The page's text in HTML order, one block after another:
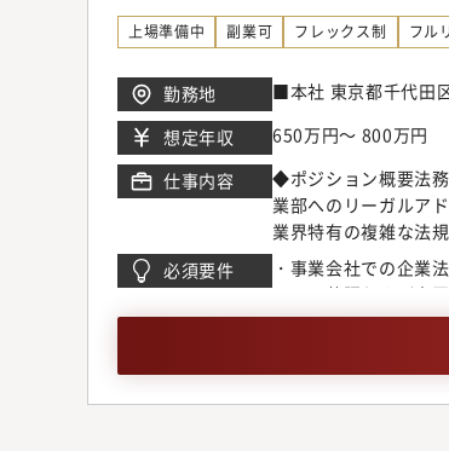
上場準備中 副業可 フレックス制 フル
勤務地
■本社 東京都千代田
想定年収
650万円～ 800万円
仕事内容
◆ポジション概要法
業部へのリーガルア
業界特有の複雑な法
させる「法務戦略の
おり、法務の観点か
牽引役を担っていた
バーの育成、タスク
必須要件
・事業会社での企業
ベル※英語および中